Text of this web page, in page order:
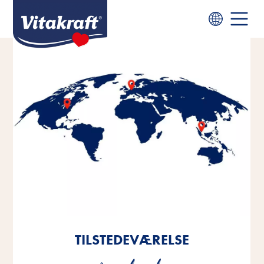
TILSTEDEVÆRELSE
TILSTEDEVÆRELSE
TILSTEDEVÆRELSE